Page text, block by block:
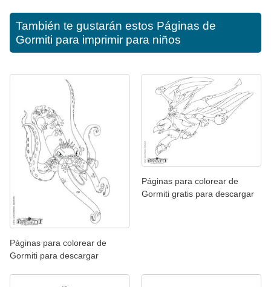
También te gustarán estos Páginas de
Gormiti para imprimir para niños
Páginas para colorear de
Gormiti para descargar
Páginas para colorear de
Gormiti gratis para descargar